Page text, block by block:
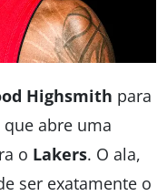
Highsmith para
abre uma
o Lakers. O ala,
ser exatamente o